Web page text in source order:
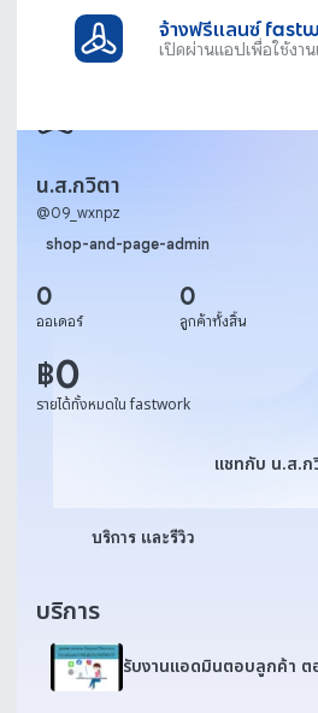
จ้างฟรีแลนซ์
เปิดผ่านแอปเพื่อใช้งา
น.ส.กวิตา
@09_wxnpz
shop-and-page-admin
0
ออเดอร์
0
ลูกค้าทั้งสิ้น
฿0
รายได้ทั้งหมดใน fastwork
แชทกับ น.ส.กวิตา
แชทกับ น.ส.ก
บริการ และรีวิว
บริการ
รับงานแอดมินตอบลูกค้า ต